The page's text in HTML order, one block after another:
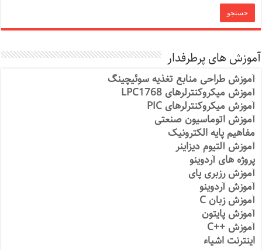
آموزش های پرطرفدار
آموزش طراحی منابع تغذیه سوئیچینگ
آموزش میکروکنترلرهای LPC1768
آموزش میکروکنترلرهای PIC
آموزش اتوماسیون صنعتی
مفاهیم پایه الکترونیک
آموزش آلتیوم دیزاینر
پروژه های آردوینو
آموزش رزبری پای
آموزش آردوینو
آموزش زبان C
آموزش پایتون
آموزش ++C
اینترنت اشیاء